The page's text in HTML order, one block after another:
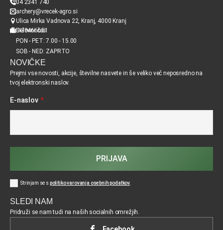
04 2341 740
archery@vrecek-agro.si
Ulica Mirka Vadnova 22, Kranj, 4000 Kranj
SI38466651
Delovni čas
PON - PET: 7.00 - 15.00
SOB - NED: ZAPRTO
NOVIČKE
Prejmi vse novosti, akcije, številne nasvete in še veliko več neposredno na
tvoj elektronski naslov.
E-naslov *
Strinjam se s politiko varovanja osebnih podatkov
PRIJAVA
SLEDI NAM
Pridruži se nam tudi na naših socialnih omrežjih.